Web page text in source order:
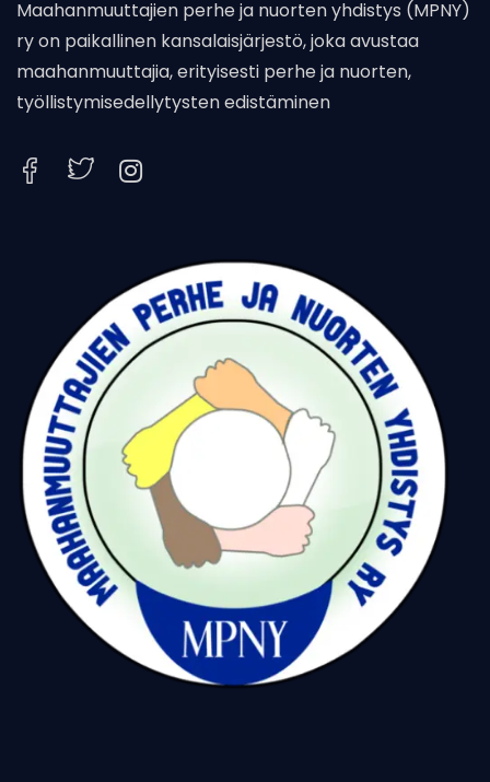
Maahanmuuttajien perhe ja nuorten yhdistys (MPNY)
ry on paikallinen kansalaisjärjestö, joka avustaa
maahanmuuttajia, erityisesti perhe ja nuorten,
työllistymisedellytysten edistäminen